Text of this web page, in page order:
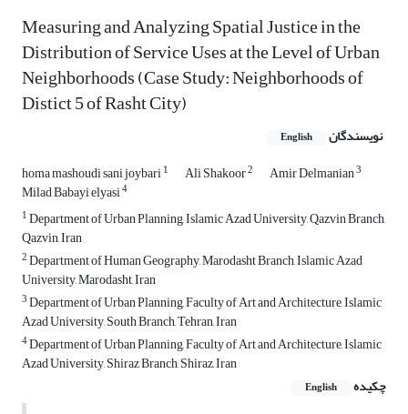
Measuring and Analyzing Spatial Justice in the
Distribution of Service Uses at the Level of Urban
Neighborhoods (Case Study: Neighborhoods of
Distict 5 of Rasht City)
نویسندگان English
homa mashoudi sani joybari1 Ali Shakoor2 Amir Delmanian3
Milad Babayi elyasi4
1Department of Urban Planning, Islamic Azad University, Qazvin Branch,
Qazvin, Iran
2Department of Human Geography, Marodasht Branch, Islamic Azad
University, Marodasht, Iran
3Department of Urban Planning, Faculty of Art and Architecture, Islamic
Azad University, South Branch, Tehran, Iran
4Department of Urban Planning, Faculty of Art and Architecture, Islamic
Azad University, Shiraz Branch, Shiraz, Iran
چکیده
English